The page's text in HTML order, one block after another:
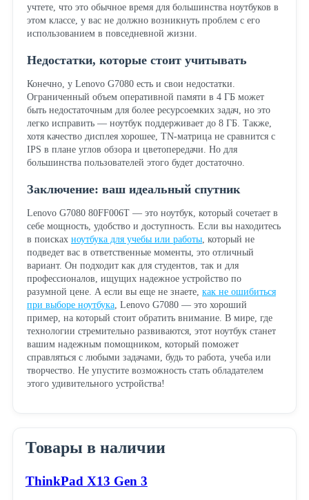
учтете, что это обычное время для большинства ноутбуков в
этом классе, у вас не должно возникнуть проблем с его
использованием в повседневной жизни.
Недостатки, которые стоит учитывать
Конечно, у Lenovo G7080 есть и свои недостатки.
Ограниченный объем оперативной памяти в 4 ГБ может
быть недостаточным для более ресурсоемких задач, но это
легко исправить — ноутбук поддерживает до 8 ГБ. Также,
хотя качество дисплея хорошее, TN-матрица не сравнится с
IPS в плане углов обзора и цветопередачи. Но для
большинства пользователей этого будет достаточно.
Заключение: ваш идеальный спутник
Lenovo G7080 80FF006T — это ноутбук, который сочетает в
себе мощность, удобство и доступность. Если вы находитесь
в поисках ноутбука для учебы или работы, который не
подведет вас в ответственные моменты, это отличный
вариант. Он подходит как для студентов, так и для
профессионалов, ищущих надежное устройство по
разумной цене. А если вы еще не знаете, как не ошибиться
при выборе ноутбука, Lenovo G7080 — это хороший
пример, на который стоит обратить внимание. В мире, где
технологии стремительно развиваются, этот ноутбук станет
вашим надежным помощником, который поможет
справляться с любыми задачами, будь то работа, учеба или
творчество. Не упустите возможность стать обладателем
этого удивительного устройства!
Товары в наличии
ThinkPad X13 Gen 3